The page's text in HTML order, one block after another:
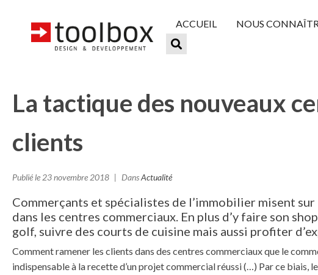
ACCUEIL NOUS
La tactique des nouveaux
clients
Publié le 23 novembre 2018 DansActualité
Commerçants et spécialistes de l’immobilier misent
dans les centres commerciaux. En plus d’y faire son
golf, suivre des courts de cuisine mais aussi profiter
Comment ramener les clients dans des centres commerciaux que le
indispensable à la recette d’un projet commercial réussi (…) Par ce